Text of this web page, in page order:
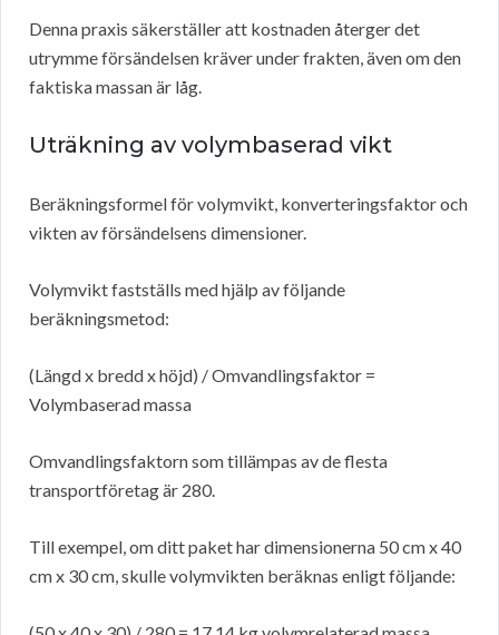
Denna praxis säkerställer att kostnaden återger det
utrymme försändelsen kräver under frakten, även om den
faktiska massan är låg.
Uträkning av volymbaserad vikt
Beräkningsformel för volymvikt, konverteringsfaktor och
vikten av försändelsens dimensioner.
Volymvikt fastställs med hjälp av följande
beräkningsmetod:
(Längd x bredd x höjd) / Omvandlingsfaktor =
Volymbaserad massa
Omvandlingsfaktorn som tillämpas av de flesta
transportföretag är 280.
Till exempel, om ditt paket har dimensionerna 50 cm x 40
cm x 30 cm, skulle volymvikten beräknas enligt följande: